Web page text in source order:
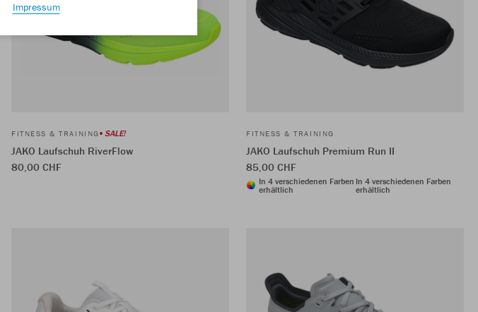
FITNESS & TRAINING SALE!
JAKO Laufschuh RiverFlow
80,00 CHF
FITNESS & TRAINING
JAKO Laufschuh Premium Run II
85,00 CHF
In 4 verschiedenen Farben
erhältlich
In 4 verschiedenen Farben
erhältlich
Impressum